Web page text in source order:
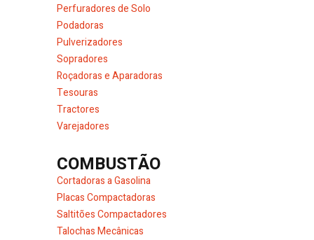
Perfuradores de Solo
Podadoras
Pulverizadores
Sopradores
Roçadoras e Aparadoras
Tesouras
Tractores
Varejadores
COMBUSTÃO
Cortadoras a Gasolina
Placas Compactadoras
Saltitões Compactadores
Talochas Mecânicas